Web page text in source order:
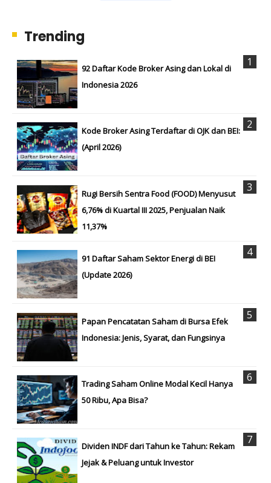
Trending
92 Daftar Kode Broker Asing dan Lokal di
Indonesia 2026
Kode Broker Asing Terdaftar di OJK dan BEI:
(April 2026)
Rugi Bersih Sentra Food (FOOD) Menyusut
6,76% di Kuartal III 2025, Penjualan Naik
11,37%
91 Daftar Saham Sektor Energi di BEI
(Update 2026)
Papan Pencatatan Saham di Bursa Efek
Indonesia: Jenis, Syarat, dan Fungsinya
Trading Saham Online Modal Kecil Hanya
50 Ribu, Apa Bisa?
Dividen INDF dari Tahun ke Tahun: Rekam
Jejak & Peluang untuk Investor